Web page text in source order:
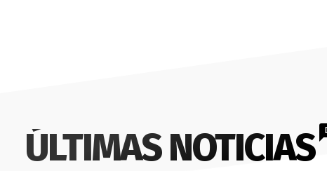
ÚLTIMAS NOTICIAS